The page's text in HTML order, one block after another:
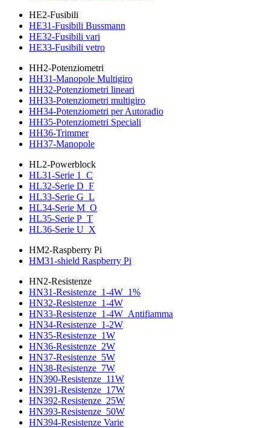
HE2-Fusibili
HE31-Fusibili Bussmann
HE32-Fusibili vari
HE33-Fusibili vetro
HH2-Potenziometri
HH31-Manopole Multigiro
HH32-Potenziometri lineari
HH33-Potenziometri multigiro
HH34-Potenziometri per Autoradio
HH35-Potenziometri Speciali
HH36-Trimmer
HH37-Manopole
HL2-Powerblock
HL31-Serie 1_C
HL32-Serie D_F
HL33-Serie G_L
HL34-Serie M_O
HL35-Serie P_T
HL36-Serie U_X
HM2-Raspberry Pi
HM31-shield Raspberry Pi
HN2-Resistenze
HN31-Resistenze_1-4W_1%
HN32-Resistenze_1-4W
HN33-Resistenze_1-4W_Antifiamma
HN34-Resistenze_1-2W
HN35-Resistenze_1W
HN36-Resistenze_2W
HN37-Resistenze_5W
HN38-Resistenze_7W
HN390-Resistenze_11W
HN391-Resistenze_17W
HN392-Resistenze_25W
HN393-Resistenze_50W
HN394-Resistenze Varie